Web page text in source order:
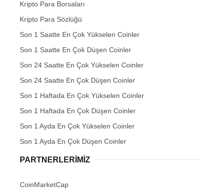
Kripto Para Borsaları
Kripto Para Sözlüğü
Son 1 Saatte En Çok Yükselen Coinler
Son 1 Saatte En Çok Düşen Coinler
Son 24 Saatte En Çok Yükselen Coinler
Son 24 Saatte En Çok Düşen Coinler
Son 1 Haftada En Çok Yükselen Coinler
Son 1 Haftada En Çok Düşen Coinler
Son 1 Ayda En Çok Yükselen Coinler
Son 1 Ayda En Çok Düşen Coinler
PARTNERLERIMIZ
CoinMarketCap